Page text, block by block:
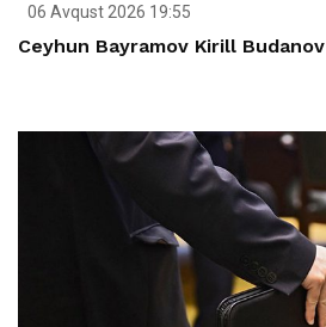
06 Avqust 2026 19:55
Ceyhun Bayramov Kirill